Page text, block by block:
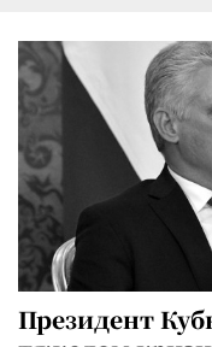
Президент